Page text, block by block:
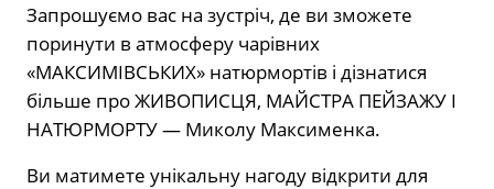
Запрошуємо вас на зустріч, де ви зможете
поринути в атмосферу чарівних
«МАКСИМІВСЬКИХ» натюрмортів і дізнатися
більше про ЖИВОПИСЦЯ, МАЙСТРА ПЕЙЗАЖУ І
НАТЮРМОРТУ — Миколу Максименка.
Ви матимете унікальну нагоду відкрити для